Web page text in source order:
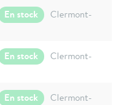
En stock
Clermont-
En stock
Clermont-
En stock
Clermont-